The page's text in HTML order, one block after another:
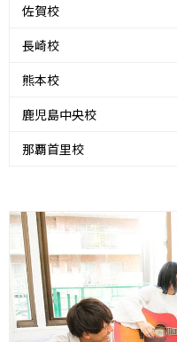
佐賀校
長崎校
熊本校
鹿児島中央校
那覇首里校